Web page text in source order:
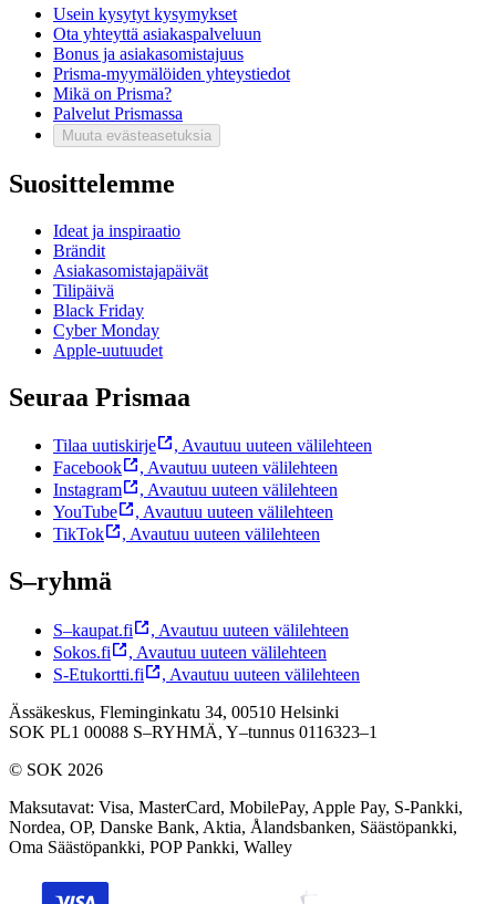
Usein kysytyt kysymykset
Ota yhteyttä asiakaspalveluun
Bonus ja asiakasomistajuus
Prisma-myymälöiden yhteystiedot
Mikä on Prisma?
Palvelut Prismassa
Muuta evästeasetuksia
Suosittelemme
Ideat ja inspiraatio
Brändit
Asiakasomistajapäivät
Tilipäivä
Black Friday
Cyber Monday
Apple-uutuudet
Seuraa Prismaa
Tilaa uutiskirje , Avautuu uuteen välilehteen
Facebook
, Avautuu uuteen välilehteen
Instagram
, Avautuu uuteen välilehteen
YouTube
, Avautuu uuteen välilehteen
TikTok
, Avautuu uuteen välilehteen
S–ryhmä
S–kaupat.fi , Avautuu uuteen välilehteen
Sokos.fi
, Avautuu uuteen välilehteen
S-Etukortti.fi
, Avautuu uuteen välilehteen
Ässäkeskus, Fleminginkatu 34, 00510 Helsinki
SOK PL1 00088 S–RYHMÄ, Y–tunnus 0116323–1
© SOK 2026
Maksutavat: Visa, MasterCard, MobilePay, Apple Pay, S-Pankki,
Nordea, OP, Danske Bank, Aktia, Ålandsbanken, Säästöpankki,
Oma Säästöpankki, POP Pankki, Walley